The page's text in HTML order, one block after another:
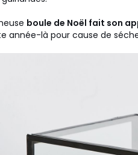
boule de Noël fait son
année-là pour cause de